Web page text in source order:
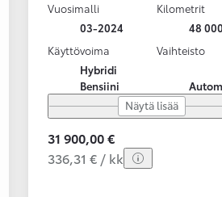
Vuosimalli
03-2024
Kilometrit
48
Käyttövoima
Hybridi
Bensiini
Vaihteisto
Näytä lisää
31 900,00 €
336,31 € / kk